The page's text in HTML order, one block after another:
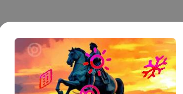
делопроизводство
и документационное сопровождение